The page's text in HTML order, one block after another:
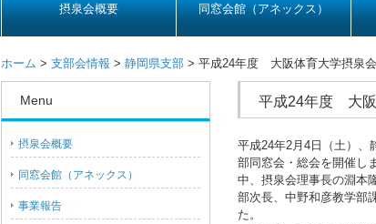
摂泉会概要 同窓会館（アネックス）
ホーム > 支部会情報 > 静岡県支部 > 平成24年度 大阪体育大学摂泉
平成24年度 大
平成24年2月4日（土）、
部同窓会・総会を開催し
中、摂泉会理事長の淵本
部次長、中野和彦教学部
た。
Menu
摂泉会概要
同窓会館（アネックス）
事業報告